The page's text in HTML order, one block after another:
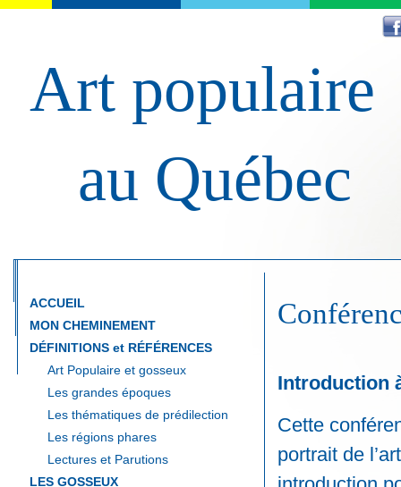
Art populaire
au Québec
ACCUEIL
MON CHEMINEMENT
DÉFINITIONS et RÉFÉRENCES
Art Populaire et gosseux
Les grandes époques
Les thématiques de prédilection
Les régions phares
Lectures et Parutions
LES GOSSEUX
Introduction
Cette
portrait de